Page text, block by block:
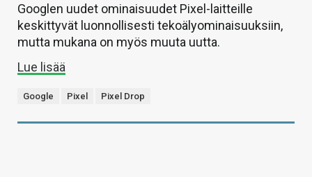
Googlen uudet ominaisuudet Pixel-laitteille
keskittyvät luonnollisesti tekoälyominaisuuksiin,
mutta mukana on myös muuta uutta.
Lue lisää
Google Pixel Pixel Drop